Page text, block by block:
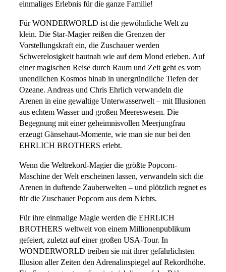
einmaliges Erlebnis für die ganze Familie!
Für WONDERWORLD ist die gewöhnliche Welt zu
klein. Die Star-Magier reißen die Grenzen der
Vorstellungskraft ein, die Zuschauer werden
Schwerelosigkeit hautnah wie auf dem Mond erleben. Auf
einer magischen Reise durch Raum und Zeit geht es vom
unendlichen Kosmos hinab in unergründliche Tiefen der
Ozeane. Andreas und Chris Ehrlich verwandeln die
Arenen in eine gewaltige Unterwasserwelt – mit Illusionen
aus echtem Wasser und großen Meereswesen. Die
Begegnung mit einer geheimnisvollen Meerjungfrau
erzeugt Gänsehaut-Momente, wie man sie nur bei den
EHRLICH BROTHERS erlebt.
Wenn die Weltrekord-Magier die größte Popcorn-
Maschine der Welt erscheinen lassen, verwandeln sich die
Arenen in duftende Zauberwelten – und plötzlich regnet es
für die Zuschauer Popcorn aus dem Nichts.
Für ihre einmalige Magie werden die EHRLICH
BROTHERS weltweit von einem Millionenpublikum
gefeiert, zuletzt auf einer großen USA-Tour. In
WONDERWORLD treiben sie mit ihrer gefährlichsten
Illusion aller Zeiten den Adrenalinspiegel auf Rekordhöhe.